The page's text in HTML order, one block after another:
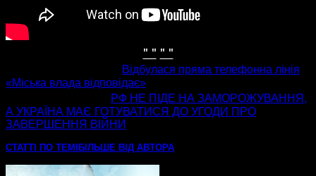
" " " "
Відбулася пряма телефонна лінія
«Міська влада відповідає»
РФ НЕ ПІДЕ НА ЗАМОРОЖУВАННЯ,
А УКРАЇНА МАЄ ГОТУВАТИСЯ ДО УГОДИ ПРО
ЗАВЕРШЕННЯ ВІЙНИ
СТАТТІ ПО ТЕМІ БІЛЬШЕ ВІД АВТОРА